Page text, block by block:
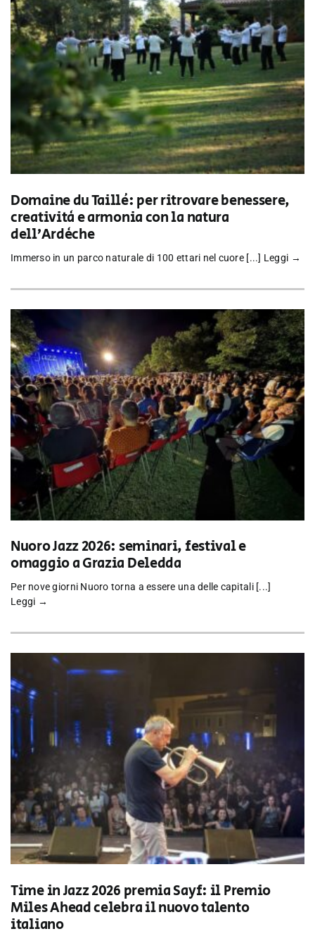
Domaine du Taillé: per ritrovare benessere,
creatività e armonia con la natura
dell’Ardèche
Immerso in un parco naturale di 100 ettari nel cuore [...] Leggi →
Nuoro Jazz 2026: seminari, festival e
omaggio a Grazia Deledda
Per nove giorni Nuoro torna a essere una delle capitali [...]
Leggi →
Time in Jazz 2026 premia Sayf: il Premio
Miles Ahead celebra il nuovo talento
italiano